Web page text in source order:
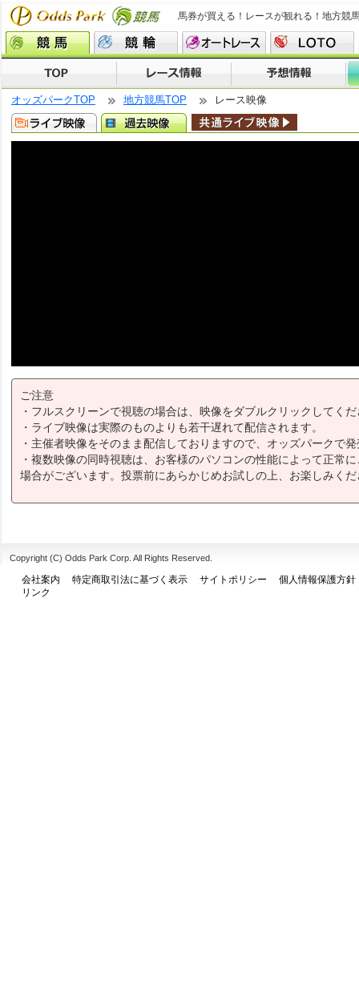
馬券が買える！レースが観れる！地方競
オッズパークTOP 地方競馬TOP レース映像
ご注意
・フルスクリーンで視聴の場合は、映像をダブルクリックしてく
・ライブ映像は実際のものよりも若干遅れて配信されます。
・主催者映像をそのまま配信しておりますので、オッズパークで
・複数映像の同時視聴は、お客様のパソコンの性能によって正常
場合がございます。投票前にあらかじめお試しの上、お楽しみく
Copyright (C) Odds Park Corp. All Rights Reserved.
会社案内 特定商取引法に基づく表示 サイトポリシー
個人情報保護方針
リンク